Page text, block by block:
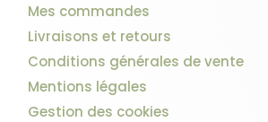
Mes commandes
Livraisons et retours
Conditions générales de vente
Mentions légales
Gestion des cookies